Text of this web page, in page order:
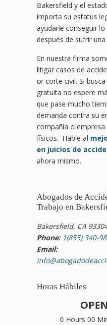
Bakersfield y el
importa su estatus
ayudarle conseguir
después de sufrir
En nuestra firma
litigar casos de
or corte civil. Si
gratuita no espere
que pase mucho
demanda contra su
compañía o
físicos. Hable al
en juicios de
ahora mismo.
Abogados de
Trabajo en
Bakersfield, CA
Phone: 1(855) 340-
Email:
Horas Hábiles
0 Hours 00